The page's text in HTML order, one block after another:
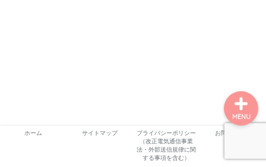
ホーム サイトマップ
プライバシーポリシー
（改正電気通信事業
法・外部送信規律に関
する事項を含む）
お問い合わせ
MENU